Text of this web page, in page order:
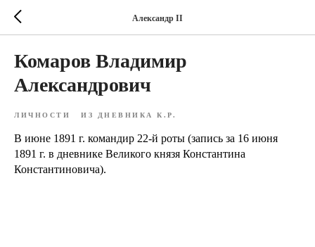
Александр II
Комаров Владимир
Александрович
ЛИЧНОСТИ ИЗ ДНЕВНИКА К.Р.
В июне 1891 г. командир 22-й роты (запись за 16 июня
1891 г. в дневнике Великого князя Константина
Константиновича).